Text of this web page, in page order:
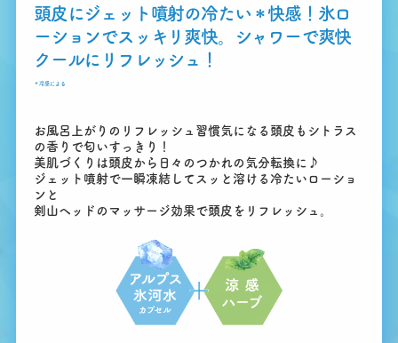
頭皮にジェット噴射の冷たい ＊ 快感！ 氷ロ
ーションでスッキリ爽快。シャワーで爽快
クールにリフレッシュ！
＊冷感による
お風呂上がりのリフレッシュ習慣気になる頭皮もシトラス
の香りで匂いすっきり！
美肌づくりは頭皮から日々のつかれの気分転換に♪
ジェット噴射で一瞬凍結してスッと溶ける冷たいローショ
ンと
剣山ヘッドのマッサージ効果で頭皮をリフレッシュ。